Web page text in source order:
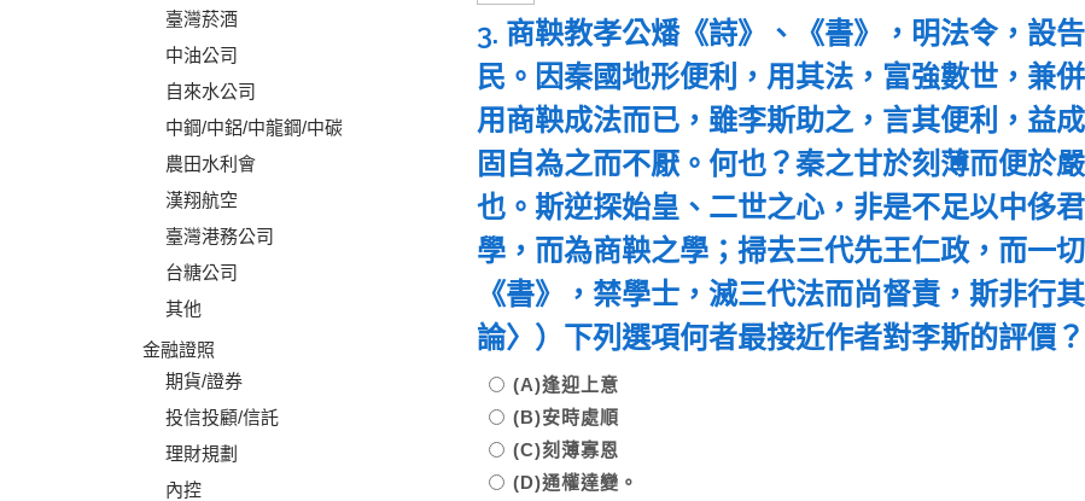
臺灣菸酒
中油公司
自來水公司
中鋼/中鋁/中龍鋼/中碳
農田水利會
漢翔航空
臺灣港務公司
台糖公司
其他
金融證照
期貨/證券
投信投顧/信託
理財規劃
內控
3. 商鞅教孝公燔《詩》、《書》，明法令，設
民。因秦國地形便利，用其法，富強數世，兼
用商鞅成法而已，雖李斯助之，言其便利，益
固自為之而不厭。何也？秦之甘於刻薄而便於
也。斯逆探始皇、二世之心，非是不足以中侈
學，而為商鞅之學；掃去三代先王仁政，而一
《書》，禁學士，滅三代法而尚督責，斯非行
論〉）下列選項何者最接近作者對李斯的評價
(A)逢迎上意
(B)安時處順
(C)刻薄寡恩
(D)通權達變。